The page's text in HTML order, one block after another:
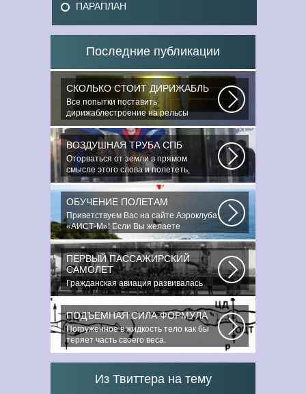
ПАРАПЛАН
Последние публикации
СКОЛЬКО СТОИТ ДИРИЖАБЛЬ
Все попытки поставить
дирижаблестроение на рельсы
массового коммерческого...
ВОЗДУШНАЯ ТРУБА СПБ
Оторваться от земли в прямом
смысле этого слова и полететь,
преодолев силу...
ОБУЧЕНИЕ ПОЛЕТАМ
Приветствуем Вас на сайте Аэроклуба
«АИСТ-М»! Если Вы желаете
познакомиться...
ПЕРВЫЙ ПАССАЖИРСКИЙ
САМОЛЕТ
Гражданская авиация развивалась
невиданными темпами. Для того,
чтобы стать...
ПОДЪЕМНАЯ СИЛА ФОРМУЛА
Погруженное в жидкость тело как бы
теряет часть своего веса.
Подъемная...
Из Твиттера на тему